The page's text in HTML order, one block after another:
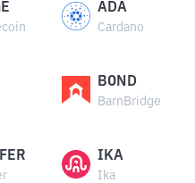
ADA
Cardano
BOND
BarnBridge
IKA
Ika